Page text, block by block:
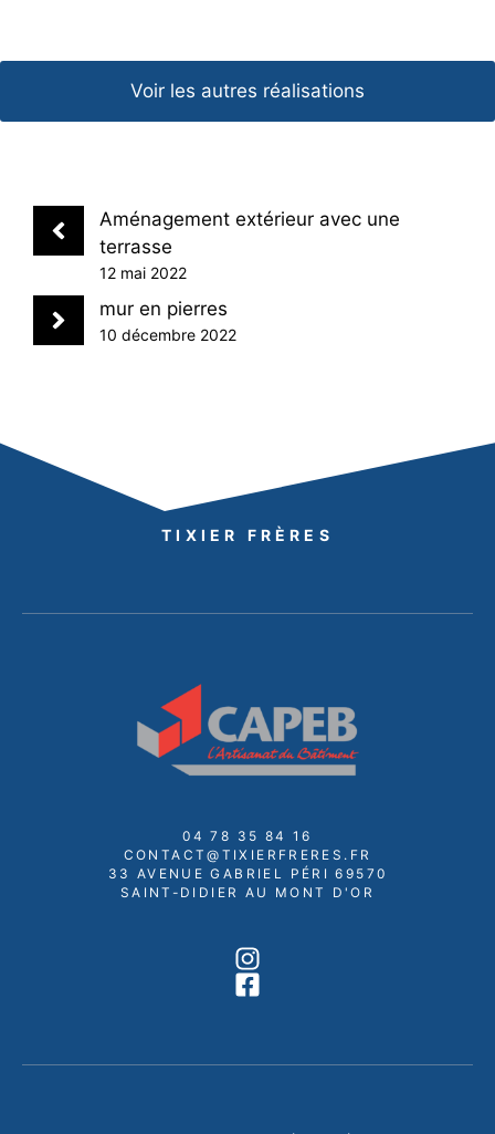
Voir les autres réalisations
Aménagement extérieur avec une
terrasse
12 mai 2022
mur en pierres
10 décembre 2022
TIXIER FRÈRES
04 78 35 84 16
CONTACT@TIXIERFRERES.FR
33 AVENUE GABRIEL PÉRI 69570
SAINT-DIDIER AU MONT D'OR